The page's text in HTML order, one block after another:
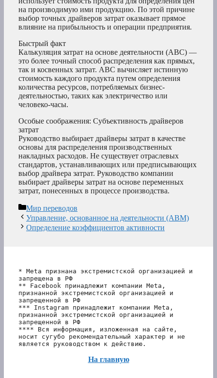
на производимую ими продукцию. По этой причине
выбор точных драйверов затрат оказывает прямое
влияние на прибыльность и операции предприятия.
Быстрый факт
Калькуляция затрат на основе деятельности (ABC) —
это более точный способ распределения как прямых,
так и косвенных затрат. ABC вычисляет истинную
стоимость каждого продукта путем определения
количества ресурсов, потребляемых бизнес-
деятельностью, таких как электричество или
человеко-часы.
Особые соображения: Субъективность драйверов
затрат
Руководство выбирает драйверы затрат в качестве
основы для распределения производственных
накладных расходов. Не существует отраслевых
стандартов, устанавливающих или предписывающих
выбор драйвера затрат. Руководство компании
выбирает драйверы затрат на основе переменных
затрат, понесенных в процессе производства.
Рубрики
Мир переводов
Управление, основанное на деятельности (ABM)
Определение коэффициентов активности
* Meta признана экстремистской организацией и
запрещена в РФ
** Facebook принадлежит компании Meta,
признанной экстремистской организацией и
запрещенной в РФ
*** Instagram принадлежит компании Meta,
признанной экстремистской организацией и
запрещенной в РФ
**** Вся информация, изложенная на сайте,
носит сугубо рекомендательный характер и не
является руководством к действию.
На главную